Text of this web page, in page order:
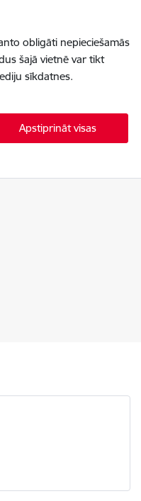
obligāti nepieciešamās
šajā vietnē var tikt
sīkdatnes.
Apstiprināt visas